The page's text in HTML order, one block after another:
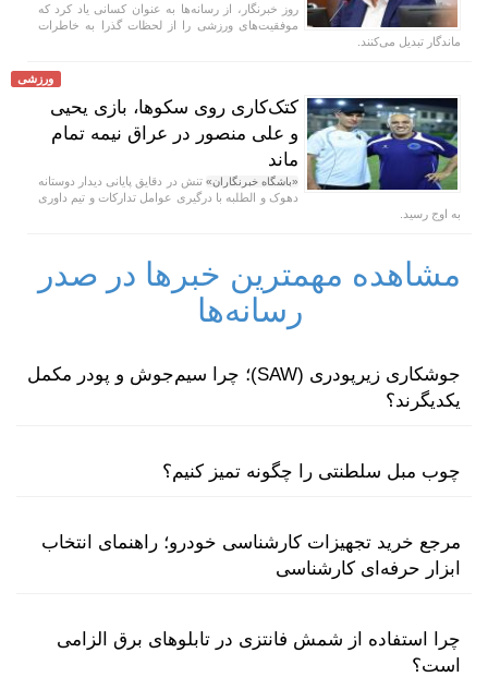
روز خبرنگار، از رسانه‌ها به عنوان کسانی یاد کرد که
موفقیت‌های ورزشی را از لحظات گذرا به خاطرات
ماندگار تبدیل می‌کنند.
ورزشی
کتک‌کاری روی سکوها، بازی یحیی
و علی منصور در عراق نیمه تمام
ماند
«باشگاه خبرنگاران» تنش در دقایق پایانی دیدار دوستانه
دهوک و الطلبه با درگیری عوامل تدارکات و تیم داوری
به اوج رسید.
مشاهده مهمترین خبرها در صدر
رسانه‌ها
جوشکاری زیرپودری (SAW)؛ چرا سیم‌جوش و پودر مکمل
یکدیگرند؟
چوب مبل سلطنتی را چگونه تمیز کنیم؟
مرجع خرید تجهیزات کارشناسی خودرو؛ راهنمای انتخاب
ابزار حرفه‌ای کارشناسی
چرا استفاده از شمش فانتزی در تابلوهای برق الزامی
است؟